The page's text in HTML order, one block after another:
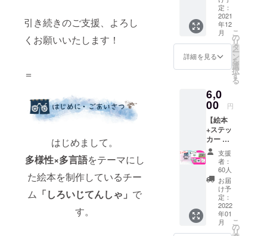
引き続きのご支援、よろし
くお願いいたします！
＝
はじめまして。
多様性×多言語をテーマにし
た絵本を制作しているチー
ム 「しろいじてんしゃ」 で
す。
うなものを
届けられた
らという想
いから、
2021年より
の拠点に、
制作をはじ
た。
絵本『しろ
しゃ』を通
して、「色
んな世界や
多様な価値
けさせ
ていた
だきま
す。応
援のお
気持ち
が私た
ちの原
す！ ※
絵本は
届かな
いコー
スで
す。
定：
2021
年12
月
詳細を見る
こ
の
リ
タ
ー
ン
を
選
択
す
る
6,0
00 円
【絵本
+ステッ
カー +
ポスト
カード
コー
ス】 絵
本「し
ろいじ
てん
しゃ」
をお届
支援
者：
60人
お届
け予
定：
2022
年01
月
こ
の
リ